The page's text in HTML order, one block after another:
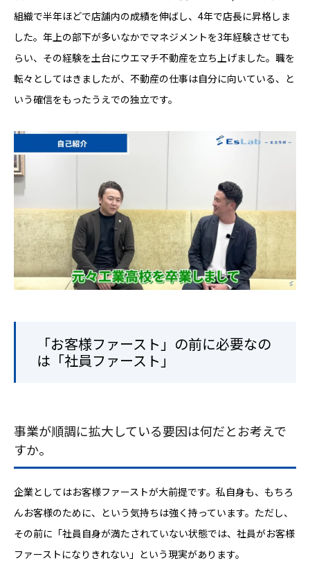
組織で半年ほどで店舗内の成績を伸ばし、4年で店長に昇格しま
した。年上の部下が多いなかでマネジメントを3年経験させても
らい、その経験を土台にウエマチ不動産を立ち上げました。職を
転々としてはきましたが、不動産の仕事は自分に向いている、と
いう確信をもったうえでの独立です。
「お客様ファースト」の前に必要なの
は「社員ファースト」
事業が順調に拡大している要因は何だとお考えで
すか。
企業としてはお客様ファーストが大前提です。私自身も、もちろ
んお客様のために、という気持ちは強く持っています。ただし、
その前に「社員自身が満たされていない状態では、社員がお客様
ファーストになりきれない」という現実があります。